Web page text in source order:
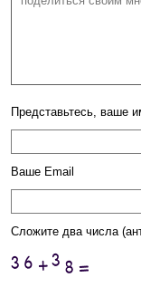
Представьтесь, ваше
Ваше Email
Сложите два числа